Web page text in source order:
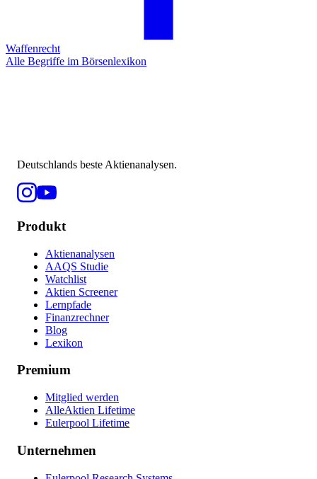
Waffenrecht
Alle Begriffe im Börsenlexikon
Deutschlands beste Aktienanalysen.
Produkt
Aktienanalysen
AAQS Studie
Watchlist
Aktien Screener
Lernpfade
Finanzrechner
Blog
Lexikon
Premium
Mitglied werden
AlleAktien Lifetime
Eulerpool Lifetime
Unternehmen